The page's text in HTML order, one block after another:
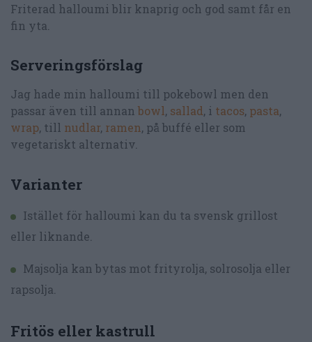
Friterad halloumi blir knaprig och god samt får en
fin yta.
Serveringsförslag
Jag hade min halloumi till pokebowl men den
passar även till annan bowl, sallad, i tacos, pasta,
wrap, till nudlar, ramen, på buffé eller som
vegetariskt alternativ.
Varianter
Istället för halloumi kan du ta svensk grillost
eller liknande.
Majsolja kan bytas mot frityrolja, solrosolja eller
rapsolja.
Fritös eller kastrull